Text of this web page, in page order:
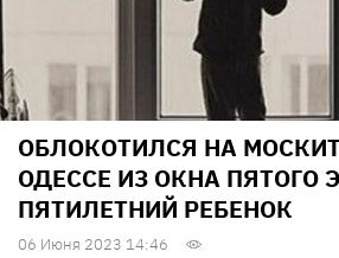
ОБЛОКОТИЛСЯ НА
ОДЕССЕ ИЗ ОКНА ПЯТОГО
ПЯТИЛЕТНИЙ РЕБЕНОК
06 Июня 2023 14:46